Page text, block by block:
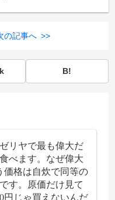
の記事へ >>
B!
リヤで最も偉大だ
べます。なぜ偉大
価格は自炊で同等の
す。原価だけ見て
円じゃ買えないんだ